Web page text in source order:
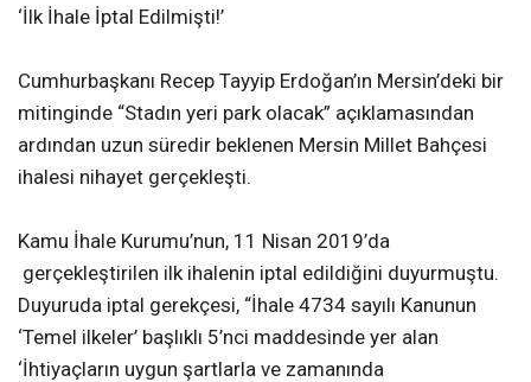
‘İlk İhale İptal Edilmişti!’
Cumhurbaşkanı Recep Tayyip Erdoğan’ın Mersin’deki bir
mitinginde “Stadın yeri park olacak” açıklamasından
ardından uzun süredir beklenen Mersin Millet Bahçesi
ihalesi nihayet gerçekleşti.
Kamu İhale Kurumu’nun, 11 Nisan 2019’da
gerçekleştirilen ilk ihalenin iptal edildiğini duyurmuştu.
Duyuruda iptal gerekçesi, “İhale 4734 sayılı Kanunun
‘Temel ilkeler’ başlıklı 5’nci maddesinde yer alan
‘İhtiyaçların uygun şartlarla ve zamanında